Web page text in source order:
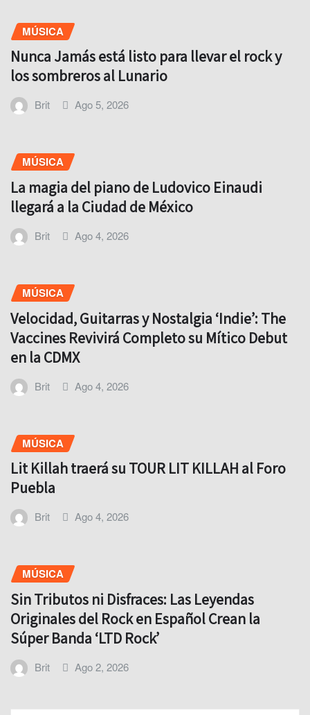
MÚSICA
Nunca Jamás está listo para llevar el rock y
los sombreros al Lunario
Brit Ago 5, 2026
MÚSICA
La magia del piano de Ludovico Einaudi
llegará a la Ciudad de México
Brit Ago 4, 2026
MÚSICA
Velocidad, Guitarras y Nostalgia ‘Indie’: The
Vaccines Revivirá Completo su Mítico Debut
en la CDMX
Brit Ago 4, 2026
MÚSICA
Lit Killah traerá su TOUR LIT KILLAH al Foro
Puebla
Brit Ago 4, 2026
MÚSICA
Sin Tributos ni Disfraces: Las Leyendas
Originales del Rock en Español Crean la
Súper Banda ‘LTD Rock’
Brit Ago 2, 2026